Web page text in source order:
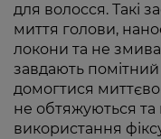
для волосся. Такі
миття голови,
локони та не
завдають
домогтися
не обтяжуються та
використання